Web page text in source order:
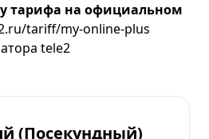
тарифа на официальном
tariff/my-online-plus
tele2
(Посекундный)